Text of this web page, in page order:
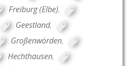
Freiburg (Elbe),
Geestland,
Großenwörden,
Hechthausen,